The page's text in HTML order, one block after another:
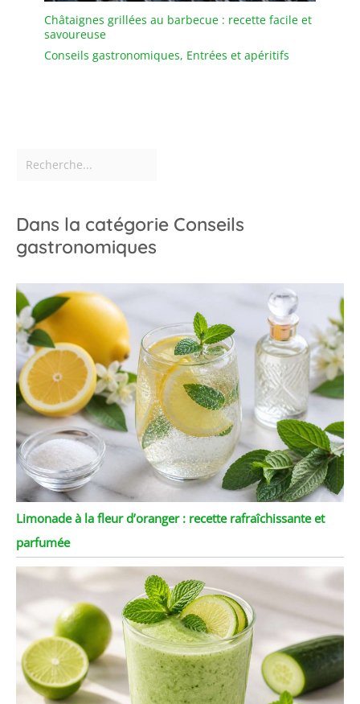
message via Amazon
Châtaignes grillées au barbecue : recette facile et
savoureuse
Conseils gastronomiques, Entrées et apéritifs
Dans la catégorie Conseils
gastronomiques
Limonade à la fleur d’oranger : recette rafraîchissante et
parfumée